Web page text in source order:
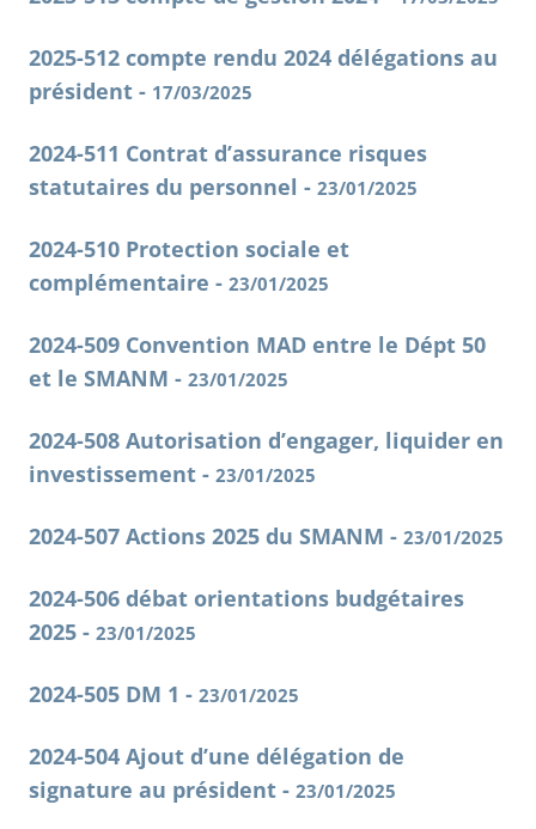
2025-512 compte rendu 2024 délégations au
président - 17/03/2025
2024-511 Contrat d’assurance risques
statutaires du personnel - 23/01/2025
2024-510 Protection sociale et
complémentaire - 23/01/2025
2024-509 Convention MAD entre le Dépt 50
et le SMANM - 23/01/2025
2024-508 Autorisation d’engager, liquider en
investissement - 23/01/2025
2024-507 Actions 2025 du SMANM - 23/01/2025
2024-506 débat orientations budgétaires
2025 - 23/01/2025
2024-505 DM 1 - 23/01/2025
2024-504 Ajout d’une délégation de
signature au président - 23/01/2025